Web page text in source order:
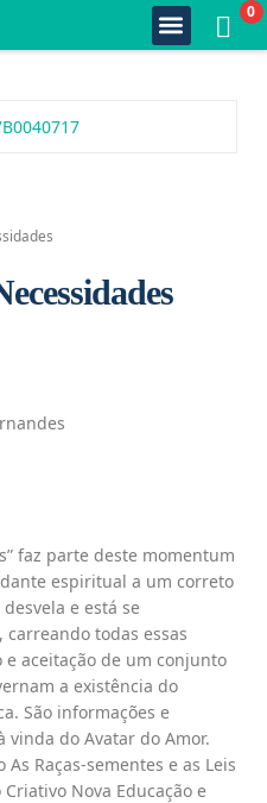
0
faz parte deste momentum
espiritual a um correto
e está se
todas essas
e aceitação de um conjunto
a existência do
São informações e
do Avatar do Amor.
Raças-sementes e as Leis
Nova Educação e